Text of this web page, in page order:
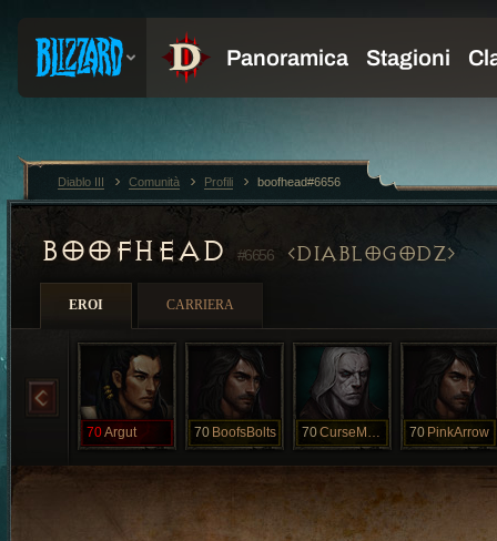
BOOFHEAD #6656 DIABLOGODZ
EROI CARRIERA
70Argut 70 BoofsBolts 70 CurseMyName 70 PinkArrow
Diablo III Comunità Profili boofhead#6656